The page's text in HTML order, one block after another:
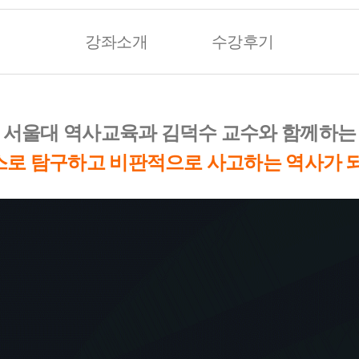
강좌소개 수강후기
서울대 역사교육과 김덕수 교수와 함께하는
로 탐구하고 비판적으로 사고하는 역사가